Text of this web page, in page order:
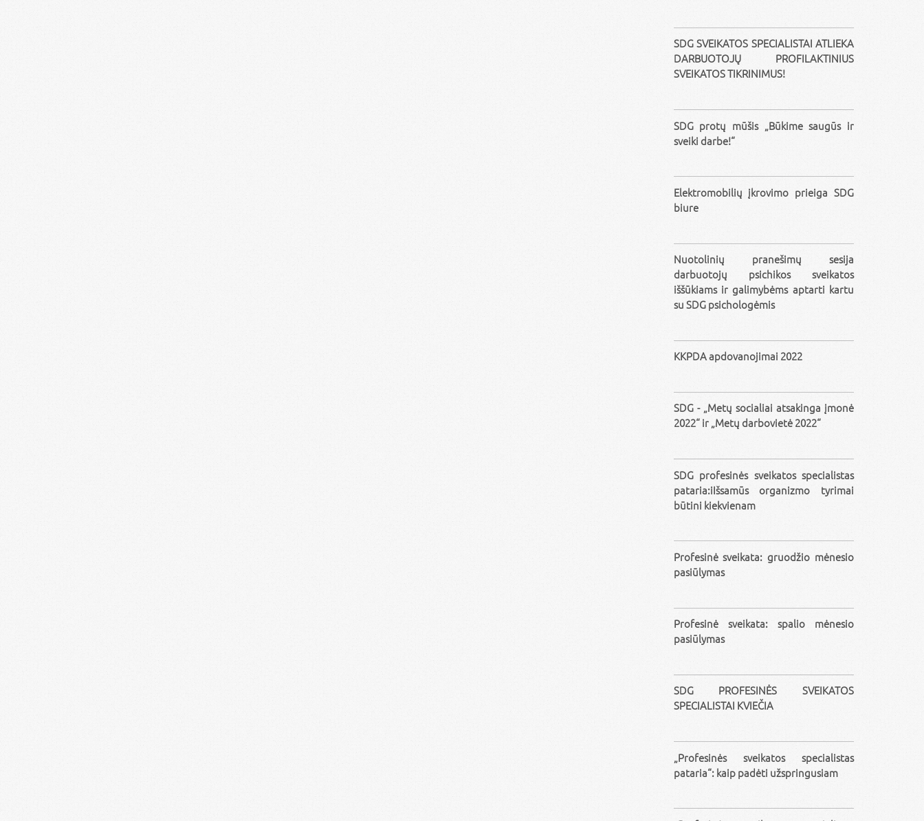
SDG SVEIKATOS SPECIALISTAI ATLIEKA
DARBUOTOJŲ PROFILAKTINIUS
SVEIKATOS TIKRINIMUS!
SDG protų mūšis „Būkime saugūs ir
sveiki darbe!“
Elektromobilių įkrovimo prieiga SDG
biure
Nuotolinių pranešimų sesija
darbuotojų psichikos sveikatos
iššūkiams ir galimybėms aptarti kartu
su SDG psichologėmis
KKPDA apdovanojimai 2022
SDG - „Metų socialiai atsakinga įmonė
2022“ ir „Metų darbovietė 2022“
SDG profesinės sveikatos specialistas
pataria:iIšsamūs organizmo tyrimai
būtini kiekvienam
Profesinė sveikata: gruodžio mėnesio
pasiūlymas
Profesinė sveikata: spalio mėnesio
pasiūlymas
SDG PROFESINĖS SVEIKATOS
SPECIALISTAI KVIEČIA
„Profesinės sveikatos specialistas
pataria“: kaip padėti užspringusiam